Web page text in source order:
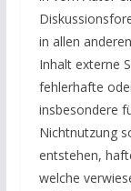
in allen
Inhalt externe
fehlerhafte
insbesondere
Nichtnutzung
entstehen,
welche